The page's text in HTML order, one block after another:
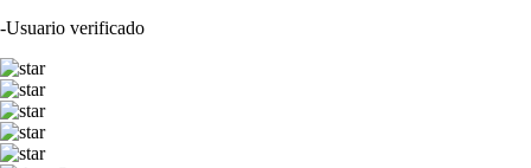
-Usuario verificado